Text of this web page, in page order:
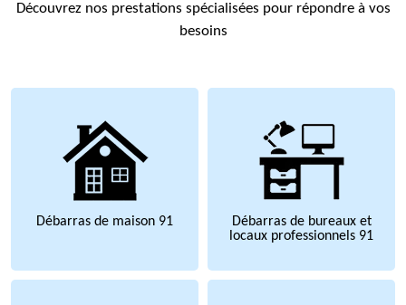
Découvrez nos prestations spécialisées pour répondre à vos
besoins
Débarras de maison 91
Débarras de bureaux et
locaux professionnels 91